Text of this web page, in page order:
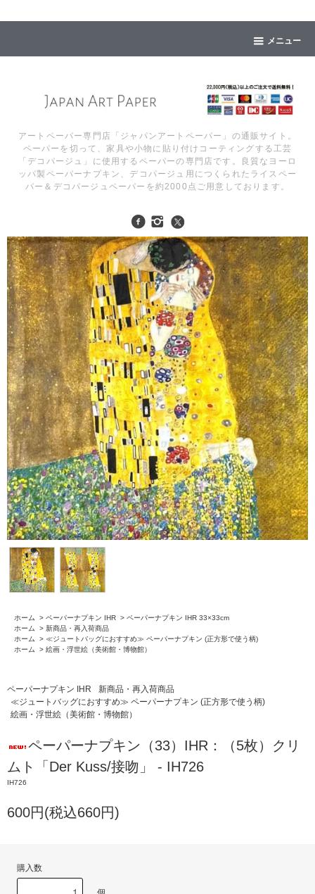
メニュー
アートペーパー専門店「ジャパンアートペーパー」の通販サイト。
ペーパーを切って、家具や小物に貼り付けコーティングする工芸
「デコパージュ」に使用するペーパーの専門店です。良質なヨーロ
ッパ製ペーパーナプキン、デコパージュ用につくられたライスペー
パー＆デコパージュペーパーを約2000点ご用意しております。
ホーム > ペーパーナプキン IHR > ペーパーナプキン IHR 33×33cm
ホーム
> 新商品・再入荷商品
ホーム
> ≪ジュートバッグにおすすめ≫ ペーパーナプキン (正方形で使う柄)
ホーム
> 絵画・浮世絵（美術館・博物館）
ペーパーナプキン IHR
新商品・再入荷商品
≪ジュートバッグにおすすめ≫ ペーパーナプキン (正方形で使う柄)
絵画・浮世絵（美術館・博物館）
ペーパーナプキン（33）IHR：（5枚）クリ
ムト「Der Kuss/接吻」 - IH726
IH726
600円(税込660円)
購入数